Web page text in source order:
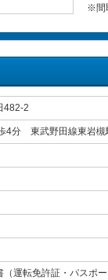
※間
482-2
4分 東武野田線東岩
（運転免許証・パスポ